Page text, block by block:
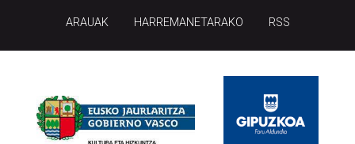
ARAUAK HARREMANETARAKO RSS